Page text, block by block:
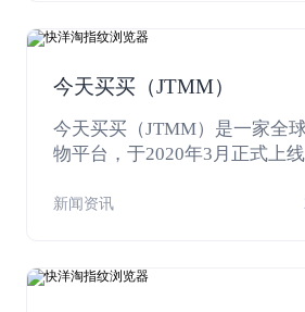
今天买买（JTMM）
今天买买（JTMM）是一家全
物平台，于2020年3月正式上
全球多语种电子商务服务平台
响、平台价值、交易体量、用
新闻资讯